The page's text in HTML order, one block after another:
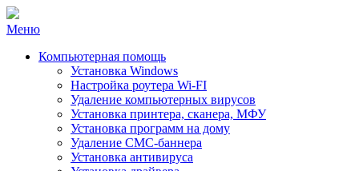
Меню
Компьютерная помощь
Установка Windows
Настройка роутера Wi-FI
Удаление компьютерных вирусов
Установка принтера, сканера, МФУ
Установка программ на дому
Удаление СМС-баннера
Установка антивируса